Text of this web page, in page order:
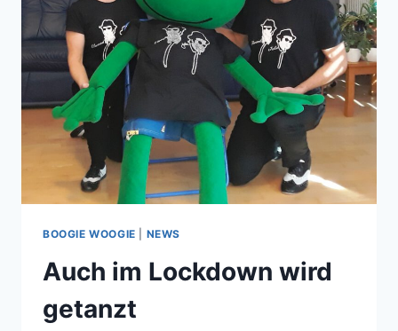
BOOGIE WOOGIE NEWS
Auch im Lockdown wird
getanzt